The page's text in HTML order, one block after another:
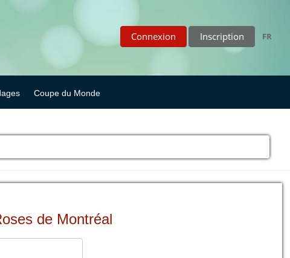
Connexion Inscription FR
Coupe du Monde
de Montréal